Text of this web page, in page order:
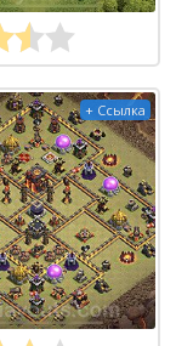
+ Ссылка